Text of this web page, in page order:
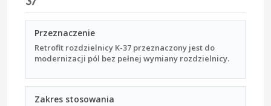
Przeznaczenie
Retrofit rozdzielnicy K-37 przeznaczony jest do
modernizacji pól bez pełnej wymiany rozdzielnicy.
Zakres stosowania